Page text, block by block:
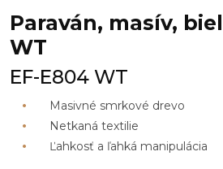
Paraván, masív,
WT
EF-E804 WT
Masivné smrkové drevo
Netkaná textilie
Ľahkosť a ľahká manipulácia